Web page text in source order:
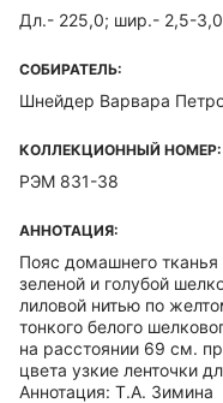
Дл.- 225,0; шир.- 2,5-
СОБИРАТЕЛЬ:
Шнейдер Варвара
КОЛЛЕКЦИОННЫЙ НОМЕР:
РЭМ 831-38
АННОТАЦИЯ:
Пояс домашнего
зеленой и голубой
лиловой нитью по
тонкого белого
на расстоянии 69 см.
цвета узкие ленточки
Аннотация: Т.А. Зимина